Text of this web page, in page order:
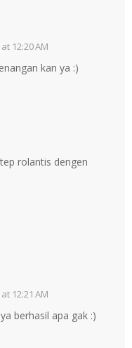
12:20 AM
kan ya :)
rolantis dengen
12:21 AM
berhasil apa gak :)